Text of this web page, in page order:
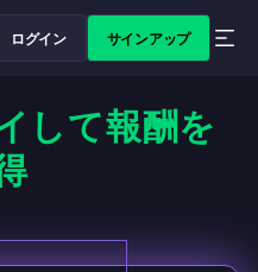
ログイン サインアップ
して報酬を